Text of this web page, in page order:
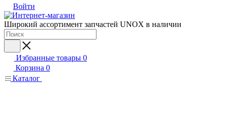
Войти
Широкий ассортимент запчастей UNOX в наличии
Избранные товары 0
Корзина 0
Каталог